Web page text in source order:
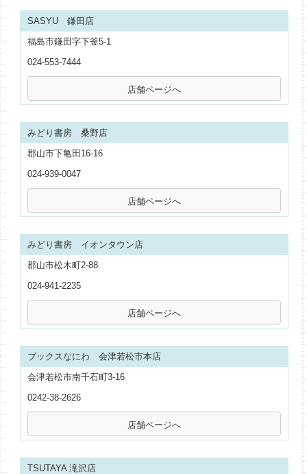
SASYU 鎌田店
福島市鎌田字下釜5-1
024-553-7444
みどり書房 桑野店
郡山市下亀田16-16
024-939-0047
みどり書房 イオンタウン店
郡山市松木町2-88
024-941-2235
ブックスなにわ 会津若松市本店
会津若松市南千石町3-16
0242-38-2626
TSUTAYA 滝沢店